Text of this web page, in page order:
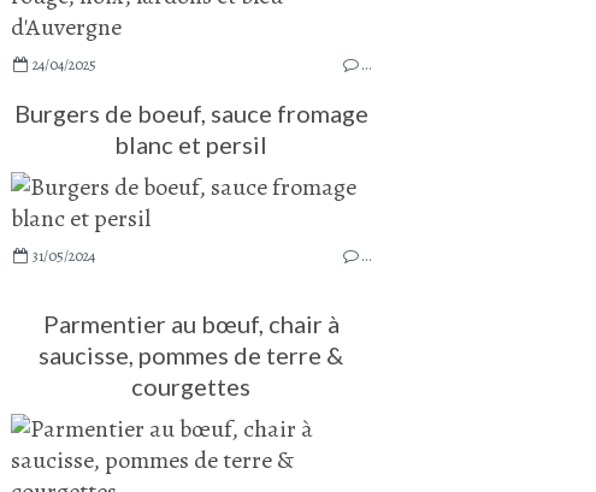
24/04/2025 …
Burgers de boeuf, sauce fromage
blanc et persil
31/05/2024 …
Parmentier au bœuf, chair à
saucisse, pommes de terre &
courgettes